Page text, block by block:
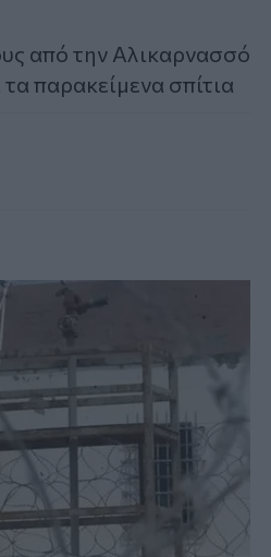
από την Αλικαρνασσό
παρακείμενα σπίτια